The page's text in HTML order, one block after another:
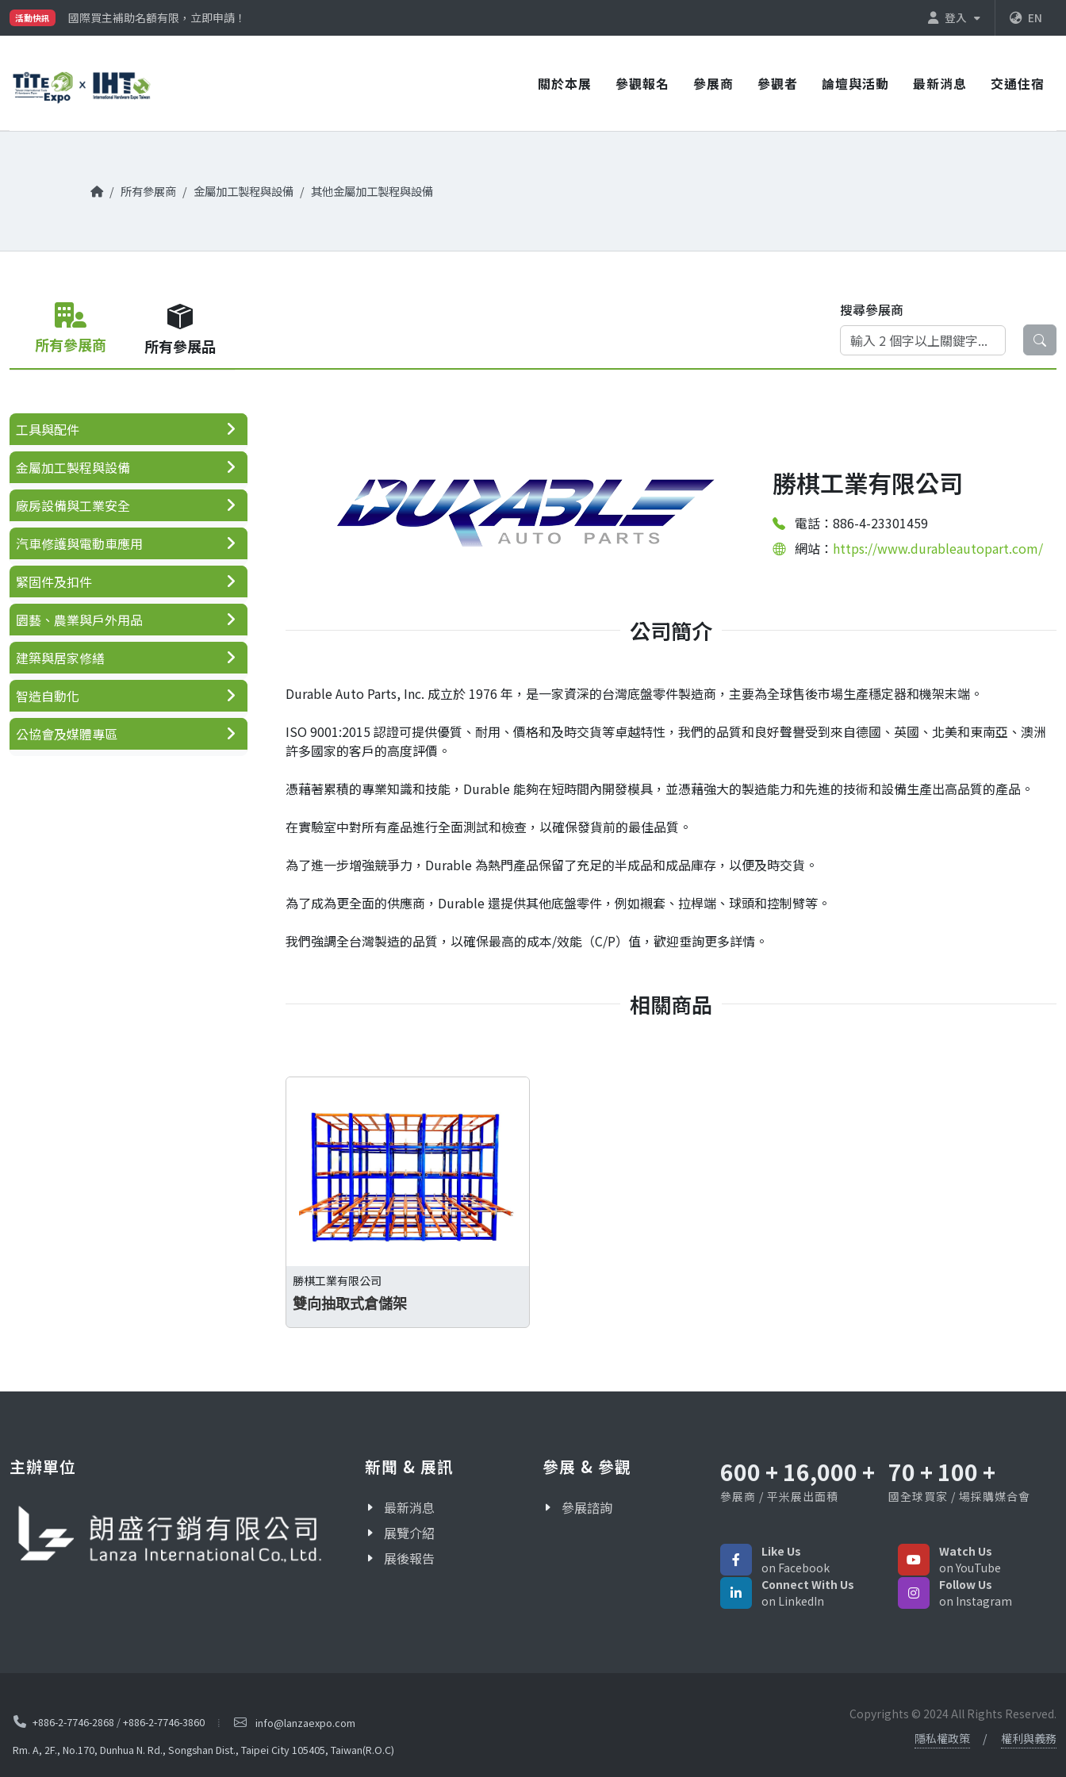
活動快訊
國際買主補助名額有限，立即申請！
參觀門票開放申請中‼️
登入 EN
關於本展 參觀報名 參展商 參觀者 論壇與活動 最新消息 交通住宿
所有參展商 金屬加工製程與設備 其他金屬加工製程與設備
所有參展商 所有參展品
搜尋參展商
勝棋工業有限公司
電話：886-4-23301459
網站： https://www.durableautopart.com/
公司簡介
Durable Auto Parts, Inc. 成立於 1976 年，是一家資深的台灣底盤零件製造商，主要為全球售後市場生產穩定器和機架末端。
ISO 9001:2015 認證可提供優質、耐用、價格和及時交貨等卓越特性，我們的品質和良好聲譽受到來自德國、英國、北美和東南亞、澳洲
許多國家的客戶的高度評價。
憑藉著累積的專業知識和技能，Durable 能夠在短時間內開發模具，並憑藉強大的製造能力和先進的技術和設備生產出高品質的產品。
在實驗室中對所有產品進行全面測試和檢查，以確保發貨前的最佳品質。
為了進一步增強競爭力，Durable 為熱門產品保留了充足的半成品和成品庫存，以便及時交貨。
為了成為更全面的供應商，Durable 還提供其他底盤零件，例如襯套、拉桿端、球頭和控制臂等。
我們強調全台灣製造的品質，以確保最高的成本/效能（C/P）值，歡迎垂詢更多詳情。
相關商品
勝棋工業有限公司
雙向抽取式倉儲架
工具與配件
金屬加工製程與設備
廠房設備與工業安全
汽車修護與電動車應用
緊固件及扣件
園藝、農業與戶外用品
建築與居家修繕
智造自動化
公協會及媒體專區
主辦單位 新聞 & 展訊
最新消息
展覽介紹
展後報告
參展 & 參觀
參展諮詢
600 + 16,000 +
參展商 / 平米展出面積
70 + 100 +
國全球買家 / 場採購媒合會
Like Us
on Facebook
Watch Us
on YouTube
Connect With Us
on LinkedIn
Follow Us
on Instagram
+886-2-7746-2868 /+886-2-7746-3860
info@lanzaexpo.com
Rm. A, 2F., No.170, Dunhua N. Rd., Songshan Dist., Taipei City 105405, Taiwan(R.O.C)
Copyrights © 2024 All Rights Reserved.
隱私權政策
權利與義務